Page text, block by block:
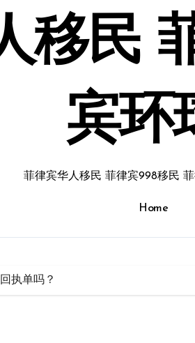
移民
宾环
菲律宾华人移民 菲律宾998移民
Home
执单吗？